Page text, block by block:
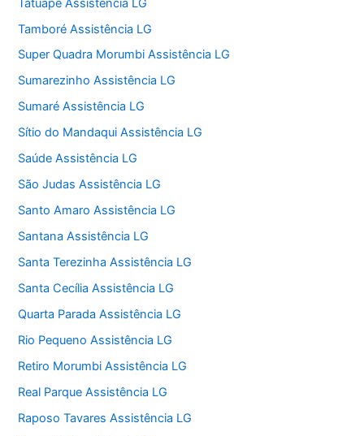
Tamboré Assistência LG
Super Quadra Morumbi Assistência LG
Sumarezinho Assistência LG
Sumaré Assistência LG
Sítio do Mandaqui Assistência LG
Saúde Assistência LG
São Judas Assistência LG
Santo Amaro Assistência LG
Santana Assistência LG
Santa Terezinha Assistência LG
Santa Cecília Assistência LG
Quarta Parada Assistência LG
Rio Pequeno Assistência LG
Retiro Morumbi Assistência LG
Real Parque Assistência LG
Raposo Tavares Assistência LG